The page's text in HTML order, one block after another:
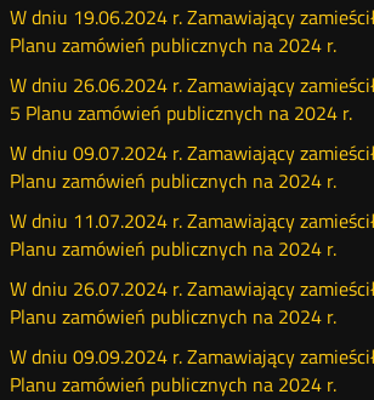
W dniu 19.06.2024 r. Zamawiający
Planu zamówień publicznych na 2024 r.
W dniu 26.06.2024 r. Zamawiający
5 Planu zamówień publicznych na 2024 r.
W dniu 09.07.2024 r. Zamawiający
Planu zamówień publicznych na 2024 r.
W dniu 11.07.2024 r. Zamawiający
Planu zamówień publicznych na 2024 r.
W dniu 26.07.2024 r. Zamawiający
Planu zamówień publicznych na 2024 r.
W dniu 09.09.2024 r. Zamawiający
Planu zamówień publicznych na 2024 r.